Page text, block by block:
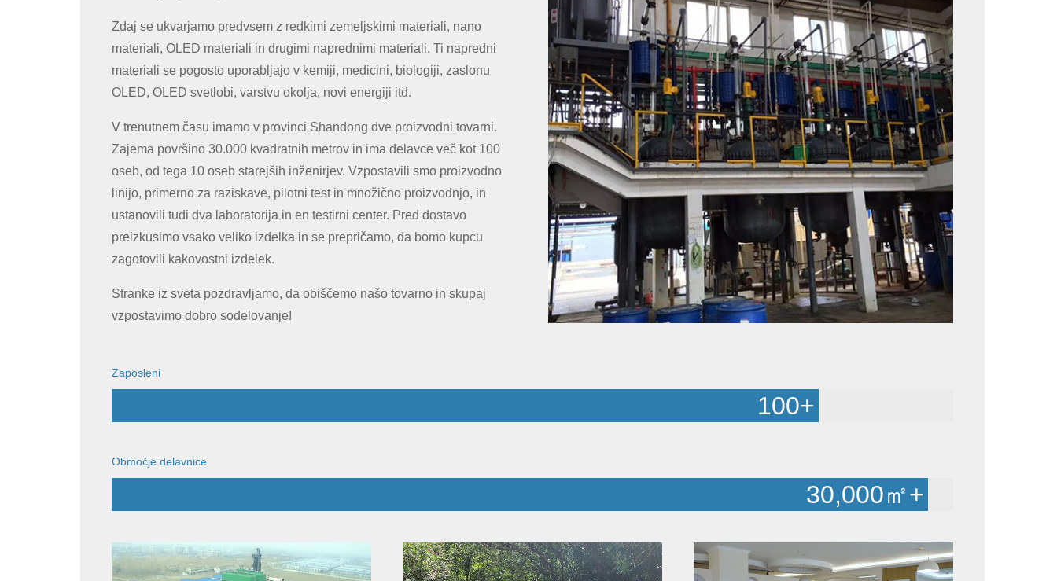
Zdaj se ukvarjamo predvsem z redkimi zemeljskimi materiali, nano
materiali, OLED materiali in drugimi naprednimi materiali. Ti napredni
materiali se pogosto uporabljajo v kemiji, medicini, biologiji, zaslonu
OLED, OLED svetlobi, varstvu okolja, novi energiji itd.
V trenutnem času imamo v provinci Shandong dve proizvodni tovarni.
Zajema površino 30.000 kvadratnih metrov in ima delavce več kot 100
oseb, od tega 10 oseb starejših inženirjev. Vzpostavili smo proizvodno
linijo, primerno za raziskave, pilotni test in množično proizvodnjo, in
ustanovili tudi dva laboratorija in en testirni center. Pred dostavo
preizkusimo vsako veliko izdelka in se prepričamo, da bomo kupcu
zagotovili kakovostni izdelek.
Stranke iz sveta pozdravljamo, da obiščemo našo tovarno in skupaj
vzpostavimo dobro sodelovanje!
Zaposleni
100+
Območje delavnice
30,000㎡+